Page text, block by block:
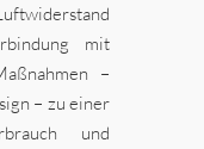
mit
–
– zu einer
und